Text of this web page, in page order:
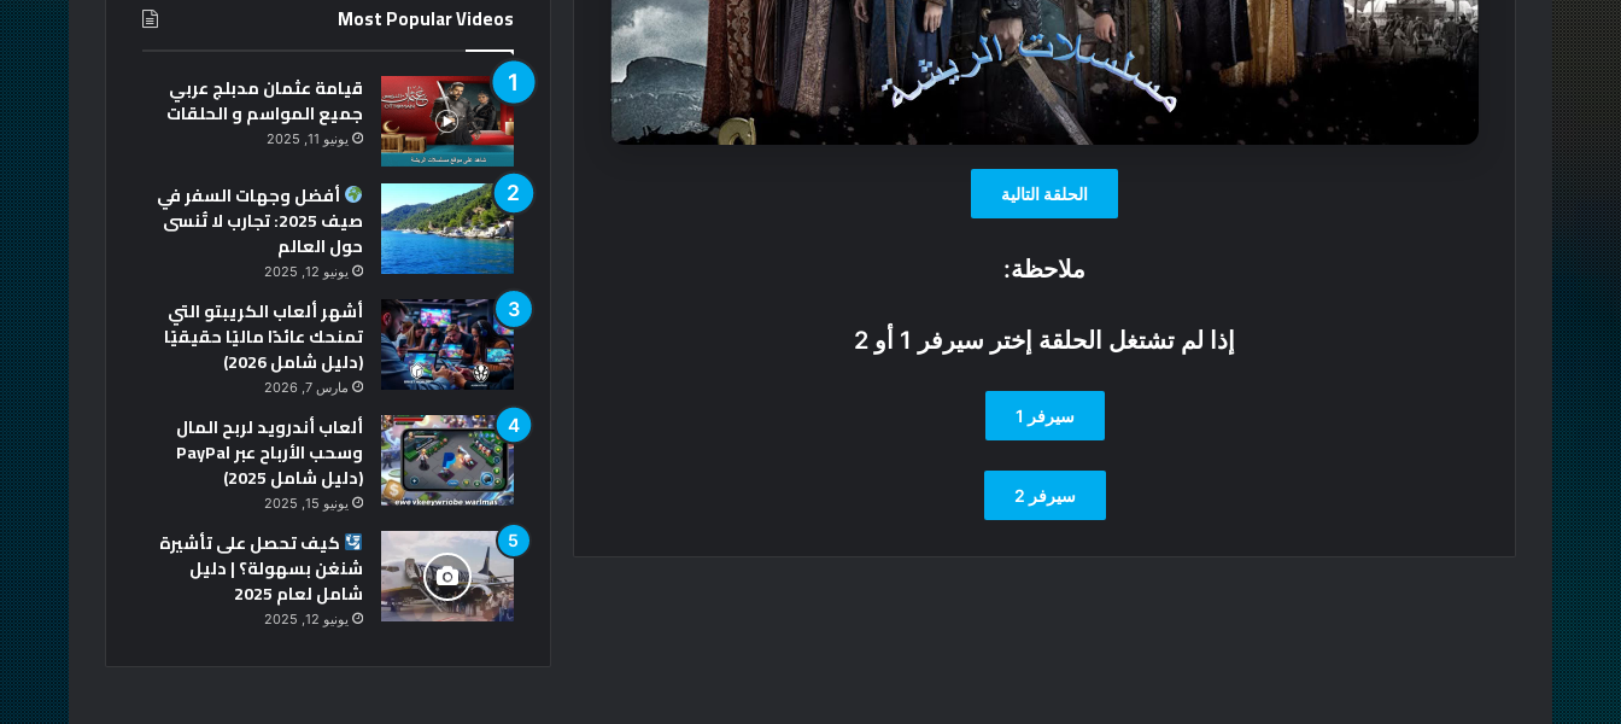
الحلقة التالية
ملاحظة:
إذا لم تشتغل الحلقة إختر سيرفر 1 أو 2
سيرفر 1
سيرفر 2
Most Popular Videos
قيامة عثمان مدبلج عربي
جميع المواسم و الحلقات
يونيو 11, 2025
أفضل وجهات السفر في
صيف 2025: تجارب لا تُنسى
حول العالم
يونيو 12, 2025
أشهر ألعاب الكريبتو التي
تمنحك عائدًا ماليًا حقيقيًا
(دليل شامل 2026)
مارس 7, 2026
ألعاب أندرويد لربح المال
وسحب الأرباح عبر PayPal
(دليل شامل 2025)
يونيو 15, 2025
كيف تحصل على تأشيرة
شنغن بسهولة؟ | دليل
شامل لعام 2025
يونيو 12, 2025